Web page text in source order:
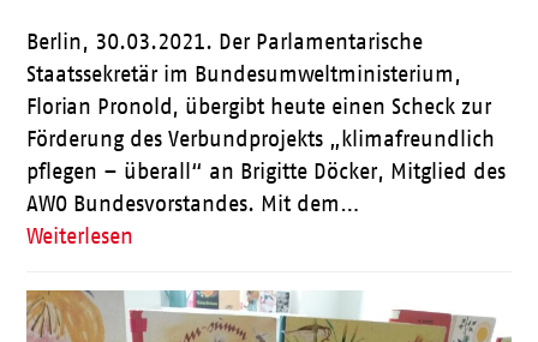
Berlin, 30.03.2021. Der Parlamentarische
Staatssekretär im Bundesumweltministerium,
Florian Pronold, übergibt heute einen Scheck zur
Förderung des Verbundprojekts „klimafreundlich
pflegen – überall“ an Brigitte Döcker, Mitglied des
AWO Bundesvorstandes. Mit dem…
Weiterlesen